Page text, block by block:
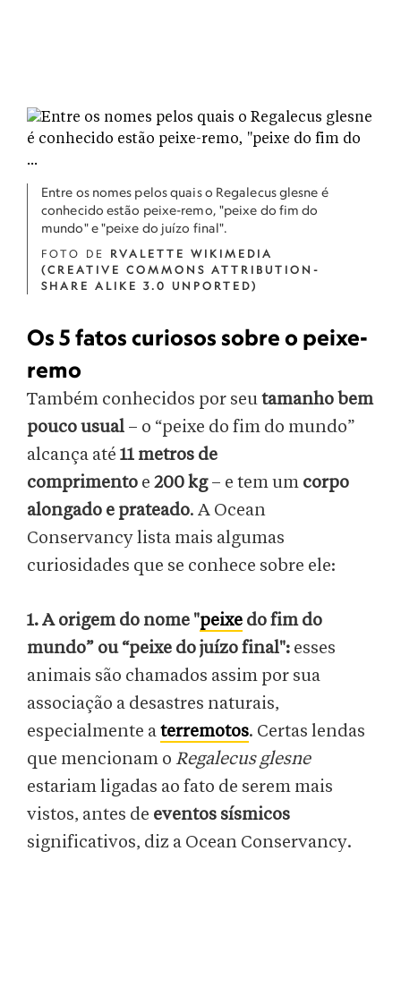
Entre os nomes pelos quais o Regalecus glesne é
conhecido estão peixe-remo, "peixe do fim do
mundo" e "peixe do juízo final".
FOTO DE RVALETTE WIKIMEDIA
(CREATIVE COMMONS ATTRIBUTION-
SHARE ALIKE 3.0 UNPORTED)
Os 5 fatos curiosos sobre o peixe-
remo
Também conhecidos por seutamanho bem
pouco usual – o “peixe do fim do mundo”
alcança até 11 metros de
comprimento e 200 kg– e tem um corpo
alongado e prateado. A Ocean
Conservancy lista mais algumas
curiosidades que se conhece sobre ele:
1. A origem do nome "peixe do fim do
mundo” ou “peixe do juízo final": esses
animais são chamados assim por sua
associação a desastres naturais,
especialmente aterremotos. Certas lendas
que mencionam o Regalecus glesne
estariam ligadas ao fato de serem mais
vistos, antes de eventos sísmicos
significativos, diz a Ocean Conservancy.